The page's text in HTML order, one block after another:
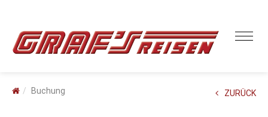
Buchung ZURÜCK